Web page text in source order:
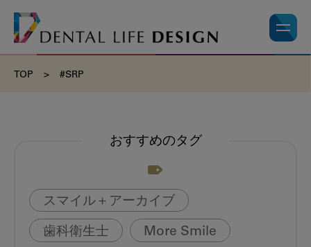
TOP > #SRP
おすすめのタグ
スマイル＋アーカイブ
歯科衛生士 More Smile